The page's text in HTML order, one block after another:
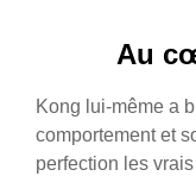
Au
Kong lui-même a
comportement et
perfection les